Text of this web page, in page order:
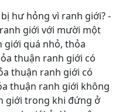
hư hỏng vì ranh giới? -
giới với mười một
giới quá nhỏ, thỏa
thuận ranh giới có
thuận ranh giới có
thuận ranh giới không
giới trong khi đứng ở